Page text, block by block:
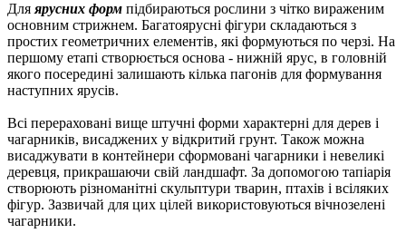
Для ярусних форм підбираються рослини з чітко вираженим
основним стрижнем. Багатоярусні фігури складаються з
простих геометричних елементів, які формуються по черзі. На
першому етапі створюється основа - нижній ярус, в головній
якого посередині залишають кілька пагонів для формування
наступних ярусів.
Всі перераховані вище штучні форми характерні для дерев і
чагарників, висаджених у відкритий грунт. Також можна
висаджувати в контейнери сформовані чагарники і невеликі
деревця, прикрашаючи свій ландшафт. За допомогою тапіарія
створюють різноманітні скульптури тварин, птахів і всіляких
фігур. Зазвичай для цих цілей використовуються вічнозелені
чагарники.